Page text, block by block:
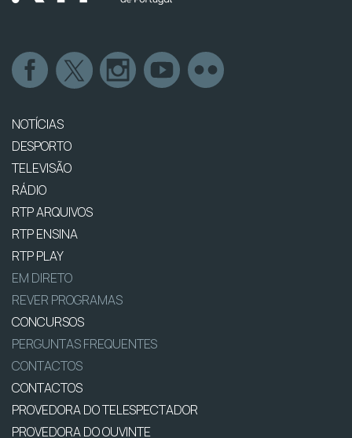
NOTÍCIAS
DESPORTO
TELEVISÃO
RÁDIO
RTP ARQUIVOS
RTP ENSINA
RTP PLAY
EM DIRETO
REVER PROGRAMAS
CONCURSOS
PERGUNTAS FREQUENTES
CONTACTOS
CONTACTOS
PROVEDORA DO TELESPECTADOR
PROVEDORA DO OUVINTE